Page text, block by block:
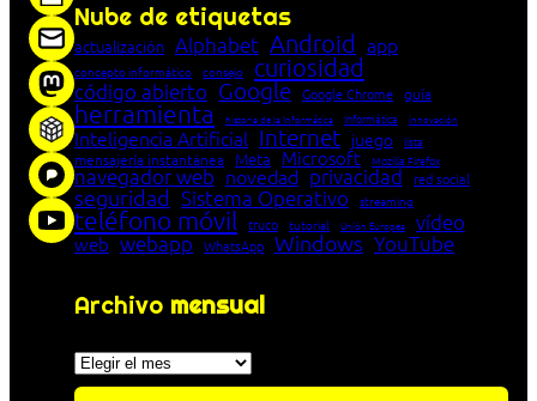
Nube de etiquetas
actualización Alphabet Android app
concepto informático consejo curiosidad
código abierto Google Google Chrome guía
herramienta historia de la Informática Informática innovación
Inteligencia Artificial Internet juego lista
mensajería instantánea Meta Microsoft Mozilla Firefox
navegador web novedad privacidad red social
seguridad Sistema Operativo streaming
teléfono móvil truco tutorial Unión Europea vídeo
web webapp WhatsApp Windows YouTube
Archivo mensual
Archivos